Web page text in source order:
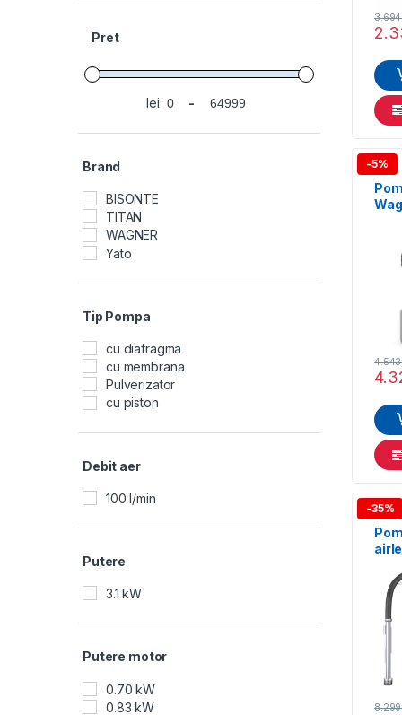
-5%
-35%
Pret
lei Preț minim
- Preț maxim
Brand
BISONTE
TITAN
WAGNER
Yato
Tip Pompa
cu diafragma
cu membrana
Pulverizator
cu piston
Debit aer
100 l/min
Putere
3.1 kW
Putere motor
0.70 kW
0.83 kW